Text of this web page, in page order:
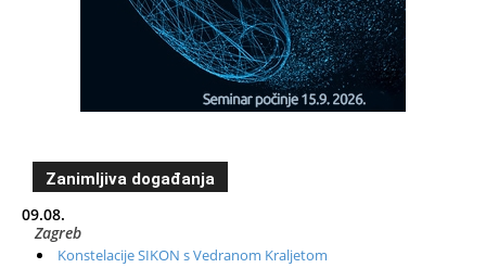
Zanimljiva događanja
09.08.
Zagreb
Konstelacije SIKON s Vedranom Kraljetom